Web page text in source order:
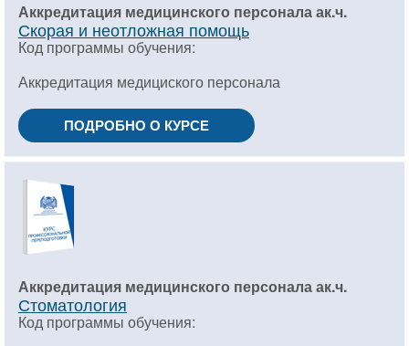
Аккредитация медицинского персонала ак.ч.
Скорая и неотложная помощь
Код программы обучения:
Аккредитация медициского персонала
ПОДРОБНО О КУРСЕ
Аккредитация медицинского персонала ак.ч.
Стоматология
Код программы обучения: